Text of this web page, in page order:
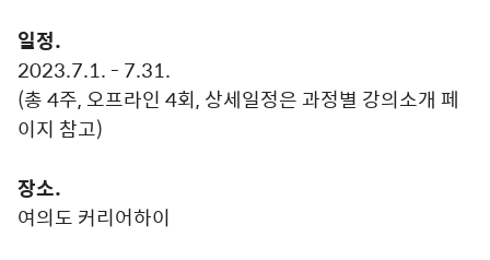
일정.
2023.7.1. - 7.31.
(총 4주, 오프라인 4회, 상세일정은 과정별 강의소개 페
이지 참고)
장소.
여의도 커리어하이